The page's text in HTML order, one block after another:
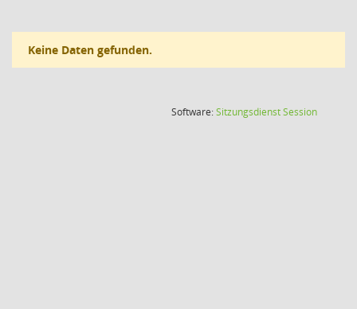
Keine Daten gefunden.
Software:SitzungsdienstSession(Wird in